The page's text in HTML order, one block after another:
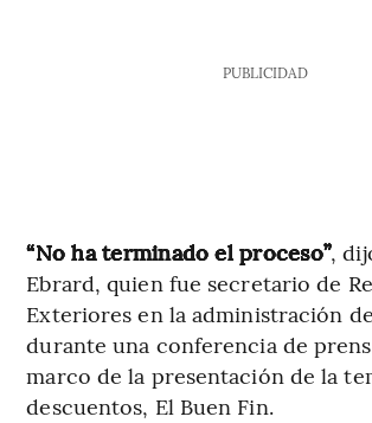
PUBLICIDAD
“No ha terminado el proceso”,
Ebrard, quien fue secretario de
Exteriores en la administración
durante una conferencia de
marco de la presentación de la
descuentos, El Buen Fin.